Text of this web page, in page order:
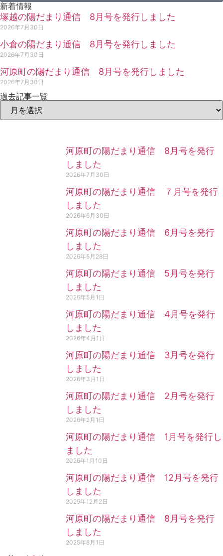
新着情報
塚越の陽だまり通信 8月号を発行しました
2026年7月30日
小倉の陽だまり通信 8月号を発行しました
2026年7月30日
河原町の陽だまり通信 8月号を発行しました
2026年7月30日
過去記事一覧
河原町の陽だまり通信 8月号を発行
しました
2026年7月30日
河原町の陽だまり通信 ７月号を発行
しました
2026年6月30日
河原町の陽だまり通信 6月号を発行
しました
2026年5月28日
河原町の陽だまり通信 5月号を発行
しました
2026年5月1日
河原町の陽だまり通信 4月号を発行
しました
2026年4月1日
河原町の陽だまり通信 3月号を発行
しました
2026年3月1日
河原町の陽だまり通信 2月号を発行
しました
2026年2月1日
河原町の陽だまり通信 1月号を発行し
ました
2026年1月10日
河原町の陽だまり通信 12月号を発行
しました
2025年12月2日
河原町の陽だまり通信 8月号を発行
しました
2025年8月1日